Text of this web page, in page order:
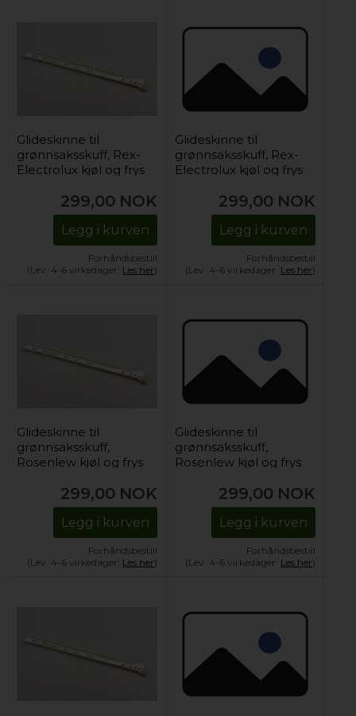
Glideskinne til
grønnsaksskuff, Rex-
Electrolux kjøl og frys
299,00 NOK
Legg i kurven
Forhåndsbestill
(Lev. 4-6 virkedager. Les her)
Glideskinne til
grønnsaksskuff, Rex-
Electrolux kjøl og frys
299,00 NOK
Legg i kurven
Forhåndsbestill
(Lev. 4-6 virkedager. Les her)
Glideskinne til
grønnsaksskuff,
Rosenlew kjøl og frys
299,00 NOK
Legg i kurven
Forhåndsbestill
(Lev. 4-6 virkedager. Les her)
Glideskinne til
grønnsaksskuff,
Rosenlew kjøl og frys
299,00 NOK
Legg i kurven
Forhåndsbestill
(Lev. 4-6 virkedager. Les her)